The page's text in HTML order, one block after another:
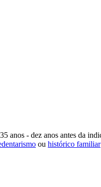
anos - dez anos antes da
ou histórico familiar